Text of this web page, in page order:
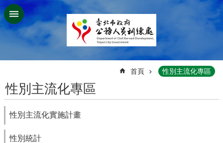
跳到主要內容區塊
首頁 性別主流化專區
性別主流化專區
性別主流化實施計畫
性別統計